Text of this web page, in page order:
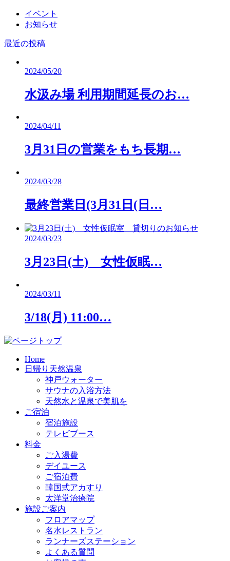
イベント
お知らせ
最近の投稿
2024/05/20
水汲み場 利用期間延長のお…
2024/04/11
3月31日の営業をもち長期…
2024/03/28
最終営業日(3月31日(日…
2024/03/23
3月23日(土) 女性仮眠…
2024/03/11
3/18(月) 11:00…
Home
日帰り天然温泉
神戸ウォーター
サウナの入浴方法
天然水と温泉で美肌を
ご宿泊
宿泊施設
テレビブース
料金
ご入湯費
デイユース
ご宿泊費
韓国式アカすり
太洋堂治療院
施設ご案内
フロアマップ
名水レストラン
ランナーズステーション
よくある質問